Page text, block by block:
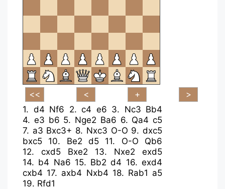
1. d4 Nf6 2. c4 e6 3. Nc3 Bb4
4. e3 b6 5. Nge2 Ba6 6. Qa4 c5
7. a3 Bxc3+ 8. Nxc3 O-O 9.dxc5
bxc5
10. Be2 d5 11. O-O
Qb6
12. cxd5 Bxe2 13. Nxe2
exd5
14. b4 Na6 15. Bb2 d4 16.exd4
cxb4 17. axb4 Nxb4 18. Rab1 a5
19. Rfd1